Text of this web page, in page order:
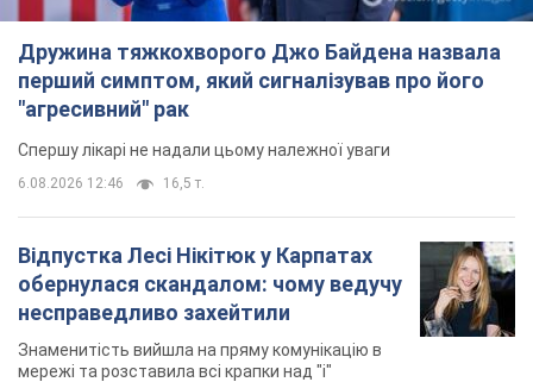
Дружина тяжкохворого Джо Байдена назвала
перший симптом, який сигналізував про його
"агресивний" рак
Спершу лікарі не надали цьому належної уваги
6.08.2026 12:46 16,5 т.
Відпустка Лесі Нікітюк у Карпатах
обернулася скандалом: чому ведучу
несправедливо захейтили
Знаменитість вийшла на пряму комунікацію в
мережі та розставила всі крапки над "і"